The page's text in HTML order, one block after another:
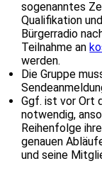
sogenanntes
Qualifikation
Bürgerradio
Teilnahme an
werden.
Die Gruppe
Ggf. ist vor Ort
notwendig,
Reihenfolge
genauen
und seine